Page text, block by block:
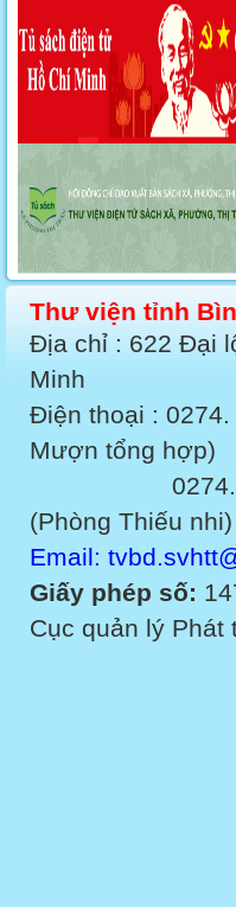
Thư viện tỉnh
Địa chỉ : 622 Đại
Minh
Điện thoại :
Mượn tổng hợp)
0274.
(Phòng Thiếu nhi)
Email:
Giấy phép số:
Cục quản lý Phát